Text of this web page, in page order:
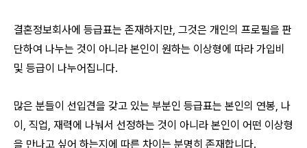
결혼정보회사에 등급표는 존재하지만, 그것은 개인의 프로필을 판
단하여 나누는 것이 아니라 본인이 원하는 이상형에 따라 가입비
및 등급이 나누어집니다.
많은 분들이 선입견을 갖고 있는 부분인 등급표는 본인의 연봉, 나
이, 직업, 재력에 나눠서 선정하는 것이 아니라 본인이 어떤 이상형
을 만나고 싶어 하는지에 따른 차이는 분명히 존재합니다.